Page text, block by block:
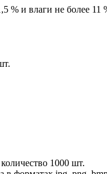
% и влаги не более 11
1000 шт.